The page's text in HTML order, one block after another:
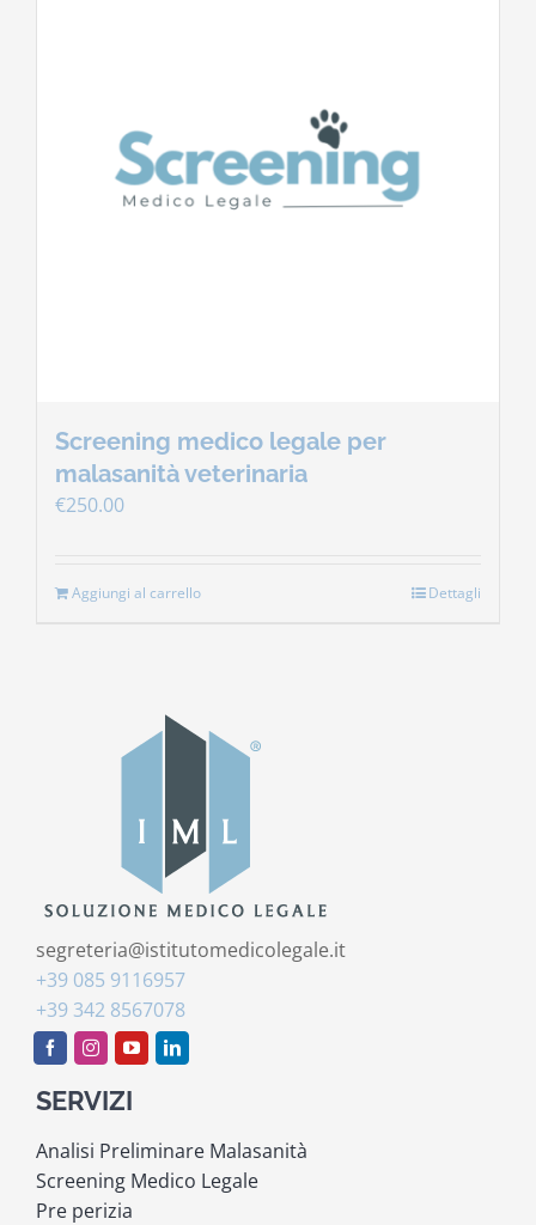
Screening medico legale per
malasanità veterinaria
€250.00
Aggiungi al carrello Dettagli
segreteria@istitutomedicolegale.it
+39 085 9116957
+39 342 8567078
SERVIZI
Analisi Preliminare Malasanità
Screening Medico Legale
Pre perizia